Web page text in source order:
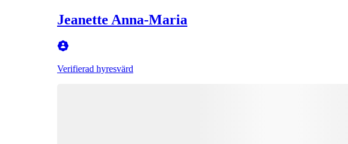
Jeanette Anna-Maria
Verifierad hyresvärd